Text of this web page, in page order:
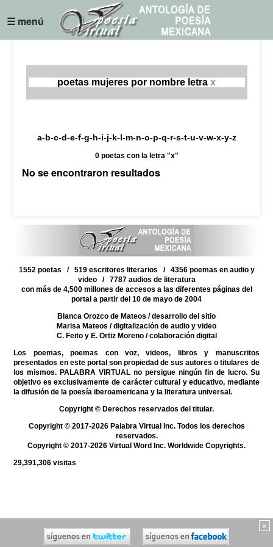
☰ menú
poetas mujeres por nombre letra x
a-b-c-d-e-f-g-h-i-j-k-l-m-n-o-p-q-r-s-t-u-v-w-x-y-z
0 poetas con la letra "x"
No se encontraron resultados
×
1552 poetas / 519 escritores literarios / 4356 poemas en audio y
video / 7787 audios de literatura
con más de 4,500 millones de accesos a las diferentes páginas del
portal a partir del 10 de mayo de 2004
Blanca Orozco de Mateos / desarrollo del sitio
Marisa Mateos / digitalización de audio y video
C. Feito y E. Ortiz Moreno/ colaboración digital
Los poemas, poemas con voz, videos, libros y manuscritos
presentados en este portal son propiedad de sus autores o titulares de
los mismos. PALABRA VIRTUAL no persigue ningún fin de lucro. Su
objetivo es exclusivamente de carácter cultural y educativo, mediante
la difusión de la poesía iberoamericana y la literatura universal.
Copyright © Derechos reservados del titular.
Copyright © 2017-2026 Palabra Virtual Inc. Todos los derechos
reservados.
Copyright © 2017-2026 Virtual Word Inc. Worldwide Copyrights.
29,391,306 visitas